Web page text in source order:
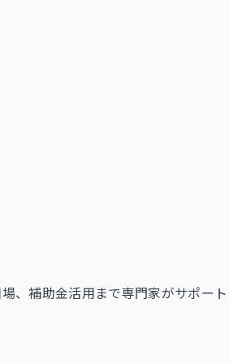
、補助金活用まで専門家がサポー